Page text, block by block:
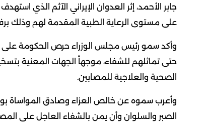
جابر الأحمد، إثر العدوان الإيراني الآثم الذي
على مستوى الرعاية الطبية المقدمة لهم وذلك
وأكد سمو رئيس مجلس الوزراء حرص الحكومة على
حتى تماثلهم للشفاء، موجهاً الجهات المعنية
الصحية والعلاجية للمصابين.
وأعرب سموه عن خالص العزاء وصادق المواساة
الصبر والسلوان وأن يمن بالشفاء العاجل على